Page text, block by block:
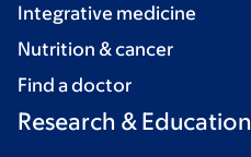
Integrative medicine
Nutrition & cancer
Find a doctor
Research & Education